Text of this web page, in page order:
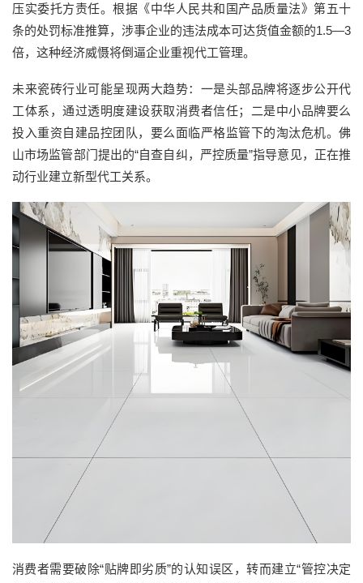
压实委托方责任。根据《中华人民共和国产品质量法》第五十
条的处罚标准推算，涉事企业的违法成本可达货值金额的1.5—3
倍，这种经济威慑将倒逼企业重视代工管理。
未来瓷砖行业可能呈现两大趋势：一是头部品牌将逐步公开代
工体系，通过透明度建设获取消费者信任；二是中小品牌要么
投入重资自建品控团队，要么面临严格监管下的淘汰危机。佛
山市场监管部门提出的“自查自纠，严控质量”指导意见，正在推
动行业建立新型代工关系。
消费者需要破除“贴牌即劣质”的认知误区，转而建立“管控决定